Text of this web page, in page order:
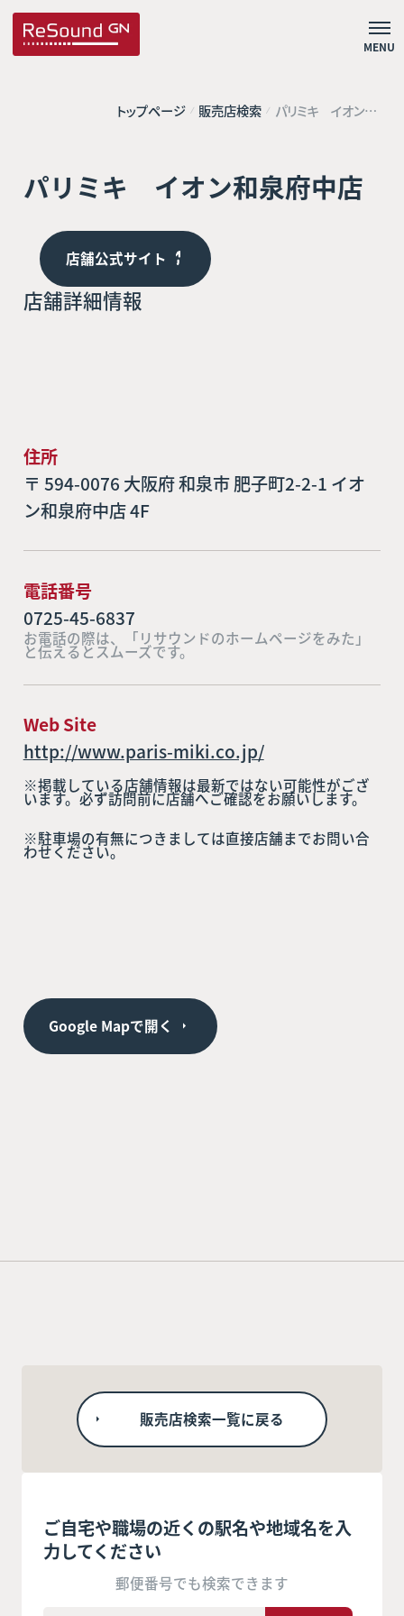
MENU
トップページ 販売店検索 パリミキ イオン和
泉府中店
パリミキ イオン和泉府中店
店舗公式サイト
店舗詳細情報
住所
〒 594-0076 大阪府 和泉市 肥子町2-2-1 イオ
ン和泉府中店 4F
電話番号
0725-45-6837
お電話の際は、「リサウンドのホームページをみた」
と伝えるとスムーズです。
Web Site
http://www.paris-miki.co.jp/
※掲載している店舗情報は最新ではない可能性がござ
います。必ず訪問前に店舗へご確認をお願いします。
※駐車場の有無につきましては直接店舗までお問い合
わせください。
Google Mapで開く
販売店検索一覧に戻る
ご自宅や職場の近くの駅名や地域名を入
力してください
郵便番号でも検索できます